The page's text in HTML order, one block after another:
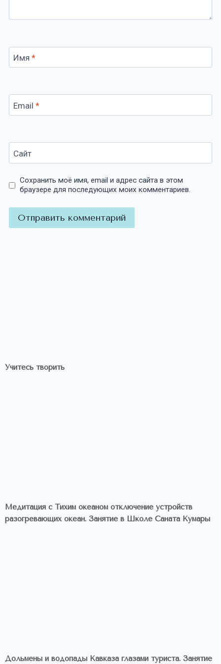
Имя *
Email *
Сайт
Сохранить моё имя, email и адрес сайта в этом
браузере для последующих моих комментариев.
Учитесь творить
Медитация с Тихим океаном отключение устройств
разогревающих океан. Занятие в Школе Саната Кумары
Дольмены и водопады Кавказа глазами туриста. Занятие